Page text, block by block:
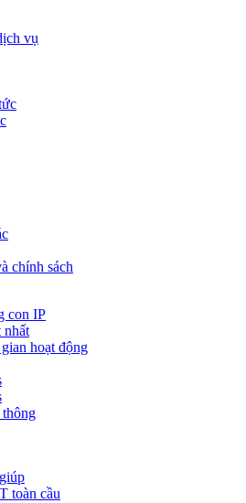
vụ
chính sách
con IP
nhất
hoạt động
toàn cầu